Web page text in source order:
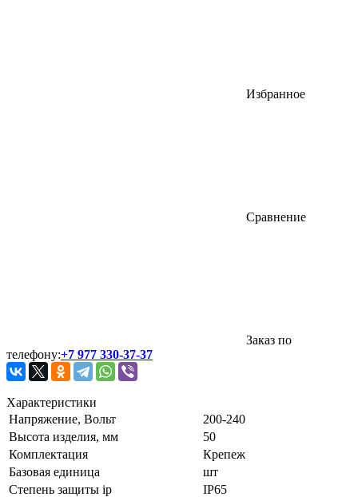
Избранное
Сравнение
Заказ по
телефону:+7 977 330-37-37
Характеристики
Напряжение, Вольт
200-240
Высота изделия, мм
50
Комплектация
Крепеж
Базовая единица
шт
Степень защиты ip
IP65